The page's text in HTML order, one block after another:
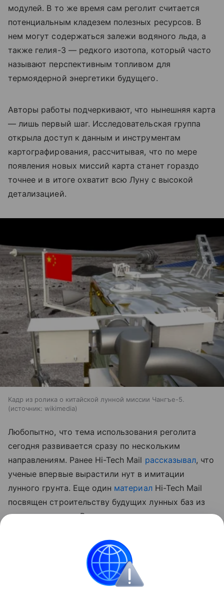
модулей. В то же время сам реголит считается
потенциальным кладезем полезных ресурсов. В
нем могут содержаться залежи водяного льда, а
также гелия-3 — редкого изотопа, который часто
называют перспективным топливом для
термоядерной энергетики будущего.
Авторы работы подчеркивают, что нынешняя карта
— лишь первый шаг. Исследовательская группа
открыла доступ к данным и инструментам
картографирования, рассчитывая, что по мере
появления новых миссий карта станет гораздо
точнее и в итоге охватит всю Луну с высокой
детализацией.
Кадр из ролика о китайской лунной миссии Чангъе-5.
источник: wikimedia
Любопытно, что тема использования реголита
сегодня развивается сразу по нескольким
направлениям. Ранее Hi-Tech Mail рассказывал, что
ученые впервые вырастили нут в имитации
лунного грунта. Еще один материалHi-Tech Mail
посвящен строительству будущих лунных баз из
самого реголита. В нем рассматривается
создания инфраструктуры прямо на месте.